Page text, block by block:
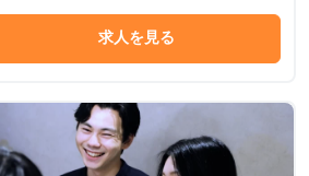
求人を見る